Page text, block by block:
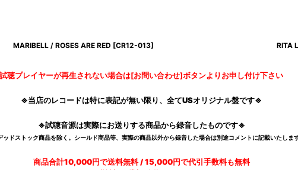
MARIBELL / ROSES ARE RED [CR12-013] RITA
試聴プレイヤーが再生されない場合は[お問い合わせ]ボタンよりお申し付け下さい
※当店のレコードは特に表記が無い限り、全てUSオリジナル盤です※
※試聴音源は実際にお送りする商品から録音したものです※
ッドストック商品を除く。シールド商品等、実際の商品以外から録音した場合は別途コメントに記載いたしま
商品合計10,000円で送料無料 / 15,000円で代引手数料も無料